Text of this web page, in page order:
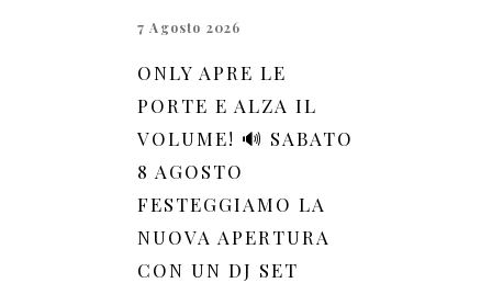
7 Agosto 2026
ONLY APRE LE
PORTE E ALZA IL
VOLUME! 🔊 SABATO
8 AGOSTO
FESTEGGIAMO LA
NUOVA APERTURA
CON UN DJ SET